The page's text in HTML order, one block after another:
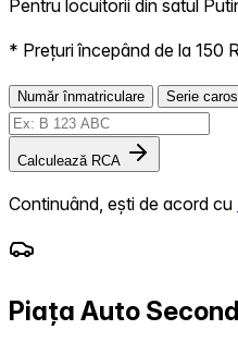
Pentru locuitorii din satul
* Prețuri începând de la 150
Număr înmatriculare Serie
Calculează RCA
Continuând, ești de acord cu
Piața Auto